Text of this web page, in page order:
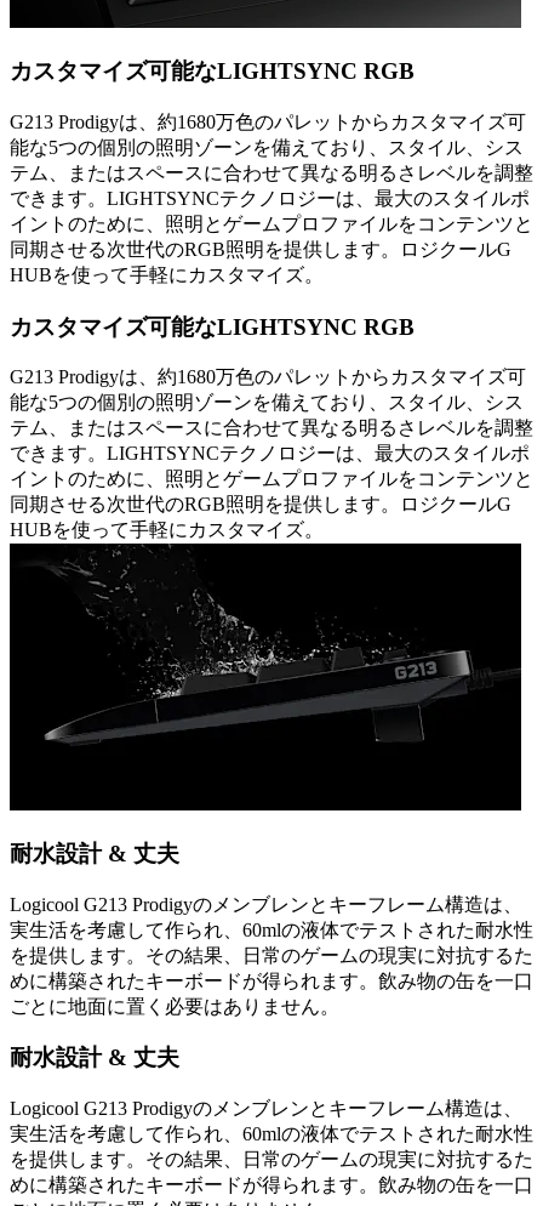
カスタマイズ可能なLIGHTSYNC RGB
G213 Prodigyは、約1680万色のパレットからカスタマイズ可
能な5つの個別の照明ゾーンを備えており、スタイル、シス
テム、またはスペースに合わせて異なる明るさレベルを調整
できます。LIGHTSYNCテクノロジーは、最大のスタイルポ
イントのために、照明とゲームプロファイルをコンテンツと
同期させる次世代のRGB照明を提供します。ロジクールG
HUBを使って手軽にカスタマイズ。
カスタマイズ可能なLIGHTSYNC RGB
G213 Prodigyは、約1680万色のパレットからカスタマイズ可
能な5つの個別の照明ゾーンを備えており、スタイル、シス
テム、またはスペースに合わせて異なる明るさレベルを調整
できます。LIGHTSYNCテクノロジーは、最大のスタイルポ
イントのために、照明とゲームプロファイルをコンテンツと
同期させる次世代のRGB照明を提供します。ロジクールG
HUBを使って手軽にカスタマイズ。
耐水設計 & 丈夫
Logicool G213 Prodigyのメンブレンとキーフレーム構造は、
実生活を考慮して作られ、60mlの液体でテストされた耐水性
を提供します。その結果、日常のゲームの現実に対抗するた
めに構築されたキーボードが得られます。飲み物の缶を一口
ごとに地面に置く必要はありません。
耐水設計 & 丈夫
Logicool G213 Prodigyのメンブレンとキーフレーム構造は、
実生活を考慮して作られ、60mlの液体でテストされた耐水性
を提供します。その結果、日常のゲームの現実に対抗するた
めに構築されたキーボードが得られます。飲み物の缶を一口